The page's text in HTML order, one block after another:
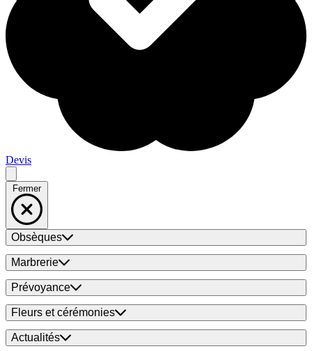
Devis
Fermer
Obsèques
Marbrerie
Prévoyance
Fleurs et cérémonies
Actualités